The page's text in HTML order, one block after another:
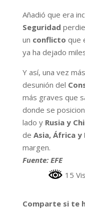
Añadió que era
Seguridad
un conflicto que
ya ha dejado
Y así, una vez
desunión del
más graves que
donde se
lado y Rusia y
de Asia, África
margen.
Fuente: EFE
15
Comparte si te